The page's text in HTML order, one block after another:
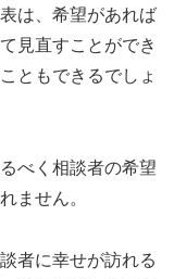
は、希望があれば
見直すことができ
ともできるでしょ
べく相談者の希望
ません。
者に幸せが訪れる